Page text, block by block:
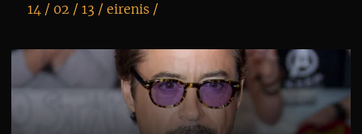
14 / 02 / 13 / eirenis /